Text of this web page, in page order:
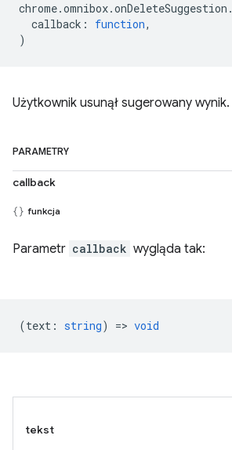
chrome.omnibox.onDeleteSuggestion .
callback : function,
)
Użytkownik usunął sugerowany wynik.
PARAMETRY
callback
funkcja
Parametr callback wygląda tak:
(text : string) => void
tekst